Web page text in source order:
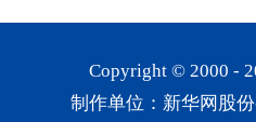
Copyright © 2000 -
制作单位：新华网股